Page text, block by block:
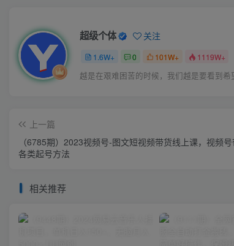
超级个体 关注
1.6W+ 0 101W+ 1119W+
越是在艰难困苦的时候，我们越是要看到希
上一篇
（6785期）2023视频号-图文短视频带货线上课，视频
各类起号方法
相关推荐